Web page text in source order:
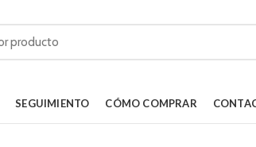
SEGUIMIENTO CÓMO COMPRAR